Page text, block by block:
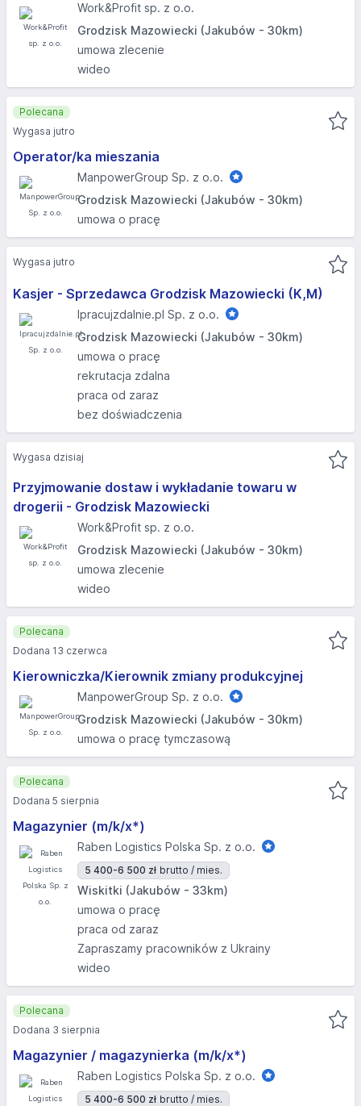
Work&Profit sp. z o.o.
Grodzisk Mazowiecki (Jakubów - 30km)
umowa zlecenie
wideo
Operator/ka mieszania
ManpowerGroup Sp. z o.o.
Grodzisk Mazowiecki (Jakubów - 30km)
umowa o pracę
Polecana
Wygasa jutro
Kasjer - Sprzedawca Grodzisk Mazowiecki (K,M)
Ipracujzdalnie.pl Sp. z o.o.
Grodzisk Mazowiecki (Jakubów - 30km)
umowa o pracę
rekrutacja zdalna
praca od zaraz
bez doświadczenia
Wygasa jutro
Przyjmowanie dostaw i wykładanie towaru w
drogerii - Grodzisk Mazowiecki
Work&Profit sp. z o.o.
Grodzisk Mazowiecki (Jakubów - 30km)
umowa zlecenie
wideo
Wygasa dzisiaj
Kierowniczka/Kierownik zmiany produkcyjnej
ManpowerGroup Sp. z o.o.
Grodzisk Mazowiecki (Jakubów - 30km)
umowa o pracę tymczasową
Polecana
Dodana 13 czerwca
Magazynier (m/k/x*)
Raben Logistics Polska Sp. z o.o.
5 400-6 500 zł brutto / mies.
Wiskitki (Jakubów - 33km)
umowa o pracę
praca od zaraz
Zapraszamy pracowników z Ukrainy
wideo
Polecana
Dodana 5 sierpnia
Magazynier / magazynierka (m/k/x*)
Raben Logistics Polska Sp. z o.o.
5 400-6 500 zł brutto / mies.
Polecana
Dodana 3 sierpnia